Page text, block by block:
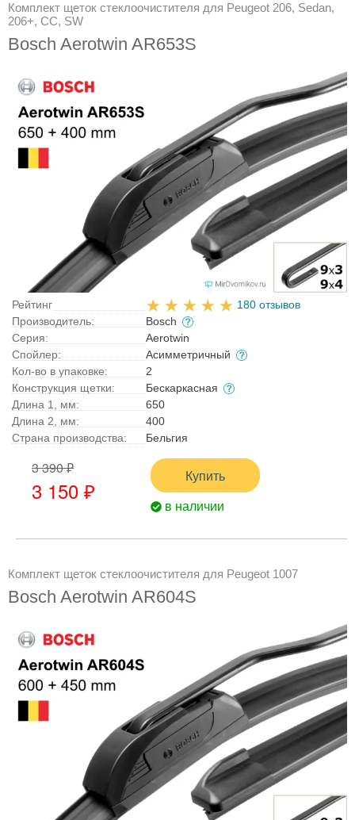
Комплект щеток стеклоочистителя для Peugeot 206, Sedan,
206+, CC, SW
Bosch Aerotwin AR653S
Рейтинг
180 отзывов
Производитель:
Bosch
Серия:
Aerotwin
Спойлер:
Асимметричный
Кол-во в упаковке:
2
Конструкция щетки:
Бескаркасная
Длина 1, мм:
650
Длина 2, мм:
400
Страна производства:
Бельгия
3 390 ₽
3 150 ₽
Купить
в наличии
Комплект щеток стеклоочистителя для Peugeot 1007
Bosch Aerotwin AR604S